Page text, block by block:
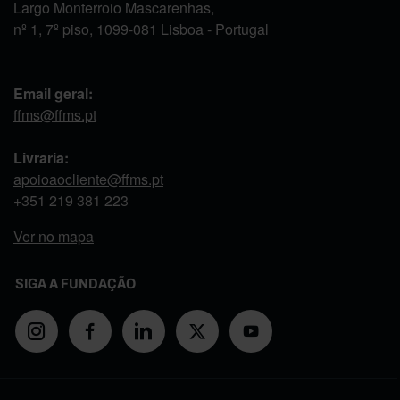
Largo Monterroio Mascarenhas,
nº 1, 7º piso, 1099-081 Lisboa - Portugal
Email geral:
ffms@ffms.pt
Livraria:
apoioaocliente@ffms.pt
+351 219 381 223
Ver no mapa
SIGA A FUNDAÇÃO